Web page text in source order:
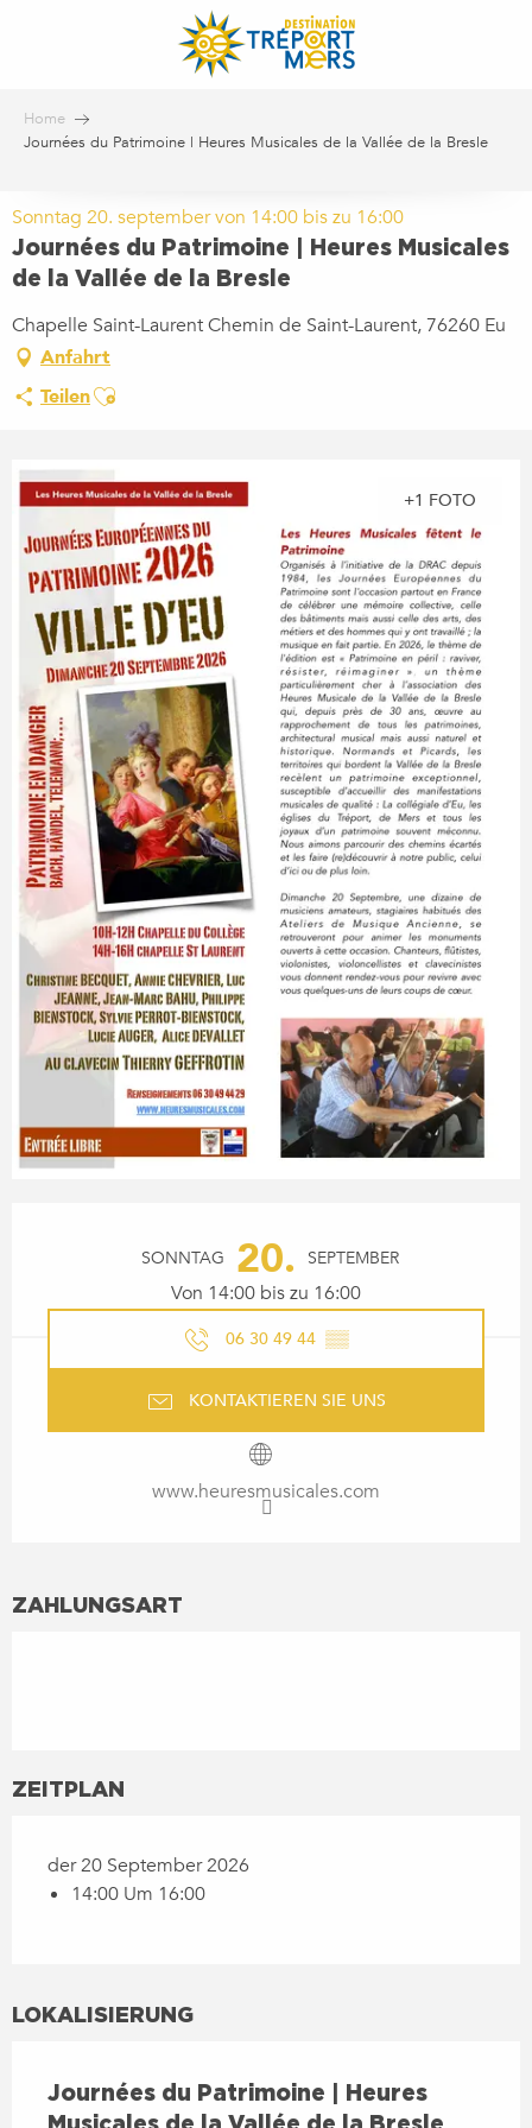
Home
Journées du Patrimoine | Heures Musicales de la Vallée de la Bresle
Sonntag 20. september von 14:00 bis zu 16:00
Journées du Patrimoine | Heures Musicales
de la Vallée de la Bresle
Chapelle Saint-Laurent Chemin de Saint-Laurent, 76260 Eu
Anfahrt
TeilenAjouter aux favoris
+1 FOTO
SONNTAG 20. SEPTEMBER
Von 14:00 bis zu 16:00
06 30 49 44 ▒▒
KONTAKTIEREN SIE UNS
www.heuresmusicales.com
ZAHLUNGSART
ZEITPLAN
der 20 September 2026
14:00 Um 16:00
LOKALISIERUNG
Journées du Patrimoine | Heures
Musicales de la Vallée de la Bresle